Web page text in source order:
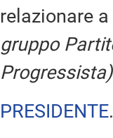
relazionare
gruppo
Progressista)
PRESIDENTE